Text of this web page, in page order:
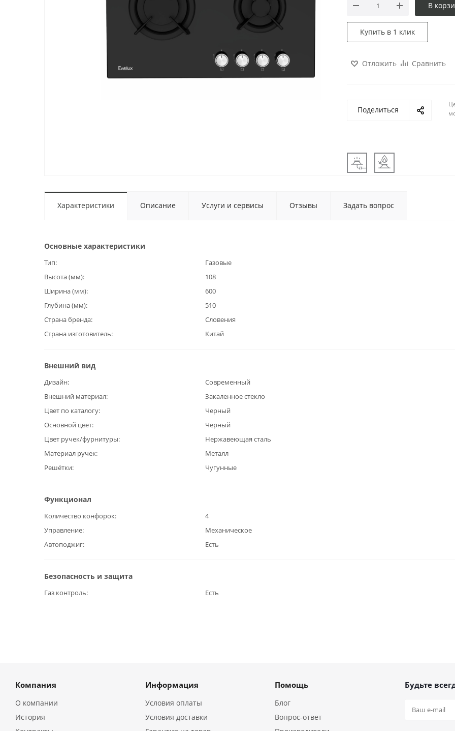
В
Купить в 1 клик
Отложить Сравнить
Поделиться
Характеристики Описание Услуги и сервисы Отзывы Задать вопрос
Основные характеристики
Тип
Газовые
Высота (мм)
108
Ширина (мм)
600
Глубина (мм)
510
Страна бренда
Словения
Страна изготовитель
Китай
Внешний вид
Дизайн
Современный
Внешний материал
Закаленное стекло
Цвет по каталогу
Черный
Основной цвет
Черный
Цвет ручек/фурнитуры
Нержавеющая сталь
Материал ручек
Металл
Решётки
Чугунные
Функционал
Количество конфорок
4
Управление
Механическое
Автоподжиг
Есть
Безопасность и защита
Газ контроль Есть
Компания
О компании
История
Информация
Условия оплаты
Условия доставки
Помощь
Блог
Вопрос-ответ
Будьте